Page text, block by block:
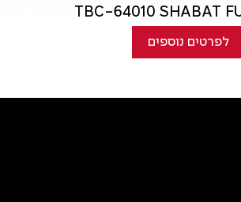
TBC-64010 SHABAT
לפרטים נוספים